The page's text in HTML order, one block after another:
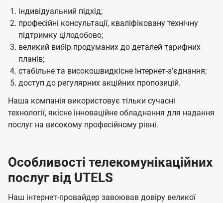
індивідуальний підхід;
професійні консультації, кваліфіковану технічну
підтримку цілодобово;
великий вибір продуманих до деталей тарифних
планів;
стабільне та високошвидкісне інтернет-зʼєднання;
доступ до регулярних акційних пропозицій.
Наша компанія використовує тільки сучасні
технології, якісне інноваційне обладнання для надання
послуг на високому професійному рівні.
Особливості телекомунікаційних
послуг від UTELS
Наш інтернет-провайдер завоював довіру великої